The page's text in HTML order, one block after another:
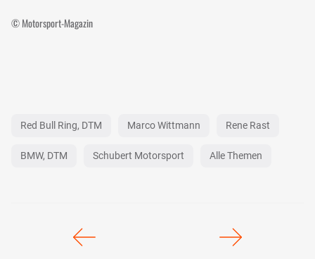
© Motorsport-Magazin
Red Bull Ring, DTM Marco Wittmann Rene Rast
BMW, DTM Schubert Motorsport Alle Themen